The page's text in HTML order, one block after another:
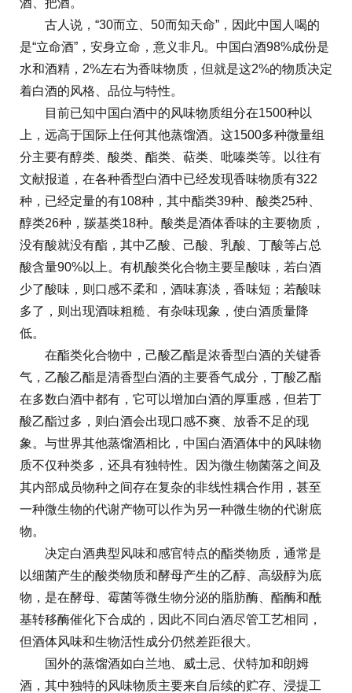
古人说，“30而立、50而知天命”，因此中国人喝的
是“立命酒”，安身立命，意义非凡。中国白酒98%成份是
水和酒精，2%左右为香味物质，但就是这2%的物质决定
着白酒的风格、品位与特性。
目前已知中国白酒中的风味物质组分在1500种以
上，远高于国际上任何其他蒸馏酒。这1500多种微量组
分主要有醇类、酸类、酯类、萜类、吡嗪类等。以往有
文献报道，在各种香型白酒中已经发现香味物质有322
种，已经定量的有108种，其中酯类39种、酸类25种、
醇类26种，羰基类18种。酸类是酒体香味的主要物质，
没有酸就没有酯，其中乙酸、己酸、乳酸、丁酸等占总
酸含量90%以上。有机酸类化合物主要呈酸味，若白酒
少了酸味，则口感不柔和，酒味寡淡，香味短；若酸味
多了，则出现酒味粗糙、有杂味现象，使白酒质量降
低。
在酯类化合物中，己酸乙酯是浓香型白酒的关键香
气，乙酸乙酯是清香型白酒的主要香气成分，丁酸乙酯
在多数白酒中都有，它可以增加白酒的厚重感，但若丁
酸乙酯过多，则白酒会出现口感不爽、放香不足的现
象。与世界其他蒸馏酒相比，中国白酒酒体中的风味物
质不仅种类多，还具有独特性。因为微生物菌落之间及
其内部成员物种之间存在复杂的非线性耦合作用，甚至
一种微生物的代谢产物可以作为另一种微生物的代谢底
物。
决定白酒典型风味和感官特点的酯类物质，通常是
以细菌产生的酸类物质和酵母产生的乙醇、高级醇为底
物，是在酵母、霉菌等微生物分泌的脂肪酶、酯酶和酰
基转移酶催化下合成的，因此不同白酒尽管工艺相同，
但酒体风味和生物活性成分仍然差距很大。
国外的蒸馏酒如白兰地、威士忌、伏特加和朗姆
酒，其中独特的风味物质主要来自后续的贮存、浸提工